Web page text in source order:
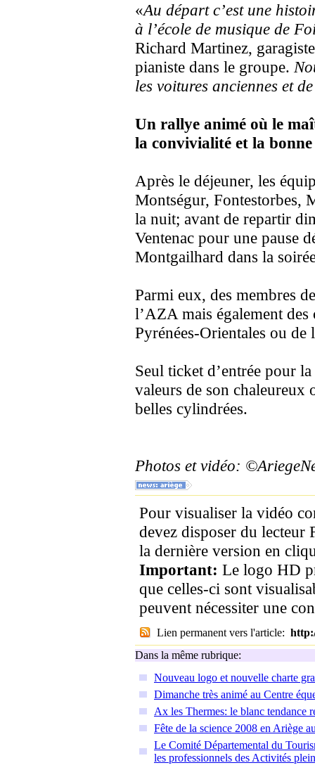
«Au départ c’est une
à l’école de musique de
Richard Martinez,
pianiste dans le groupe.
les voitures anciennes et
Un rallye animé où le
la convivialité et la
Après le déjeuner, les
Montségur, Fontestorbes,
la nuit; avant de repartir
Ventenac pour une pause
Montgailhard dans la
Parmi eux, des membres
l’AZA mais également
Pyrénées-Orientales ou
Seul ticket d’entrée pour
valeurs de son
belles cylindrées.
Photos et vidéo:
Pour visualiser la vidéo
devez disposer du lecteur
la dernière version en
Important: Le logo HD
que celles-ci sont
peuvent nécessiter une
Lien permanent vers l'article:
Dans la même rubrique:
Nouveau logo et nouvelle charte
Dimanche très animé au Centre
Ax les Thermes: le blanc tendance
Fête de la science 2008 en Ariège
Le Comité Départemental du
les professionnels des Activités